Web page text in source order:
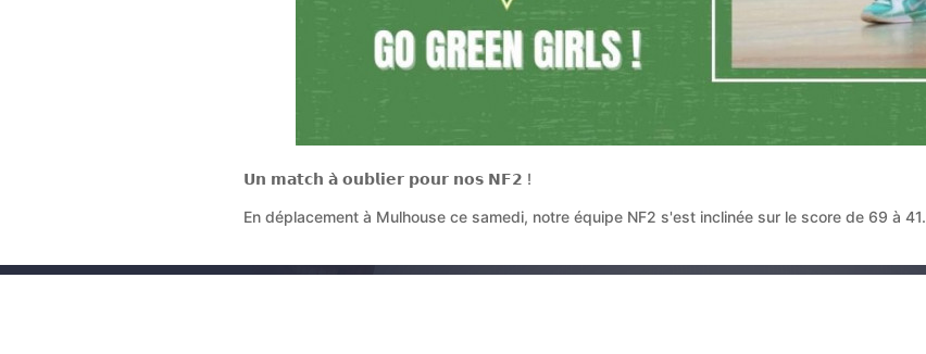
𝗨𝗻 𝗺𝗮𝘁𝗰𝗵 𝗮̀ 𝗼𝘂𝗯𝗹𝗶𝗲𝗿 𝗽𝗼𝘂𝗿 𝗻𝗼𝘀 𝗡𝗙𝟮 !
En déplacement à Mulhouse ce samedi, notre équipe NF2 s'est inclinée sur le score de 69 à 41.